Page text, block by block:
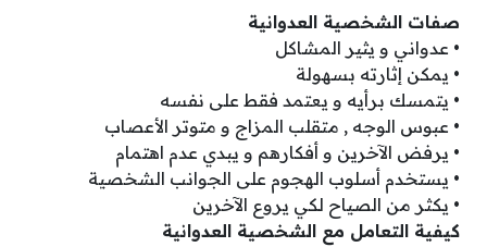
صفات الشخصية العدوانية
• عدواني و يثير المشاكل
• يمكن إثارته بسهولة
• يتمسك برأيه و يعتمد فقط على نفسه
• عبوس الوجه , متقلب المزاج و متوتر الأعصاب
• يرفض الآخرين و أفكارهم و يبدي عدم اهتمام
• يستخدم أسلوب الهجوم على الجوانب الشخصية
• يكثر من الصياح لكي يروع الآخرين
كيفية التعامل مع الشخصية العدوانية